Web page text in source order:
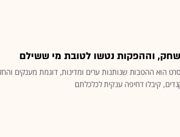
וההפקות נטשו לטובת מי ששילם
הוא ההטבות שנותנות ערים ומדינות, דוגמת מענקים
קיבלו דחיפה ענקית לכלכלתם